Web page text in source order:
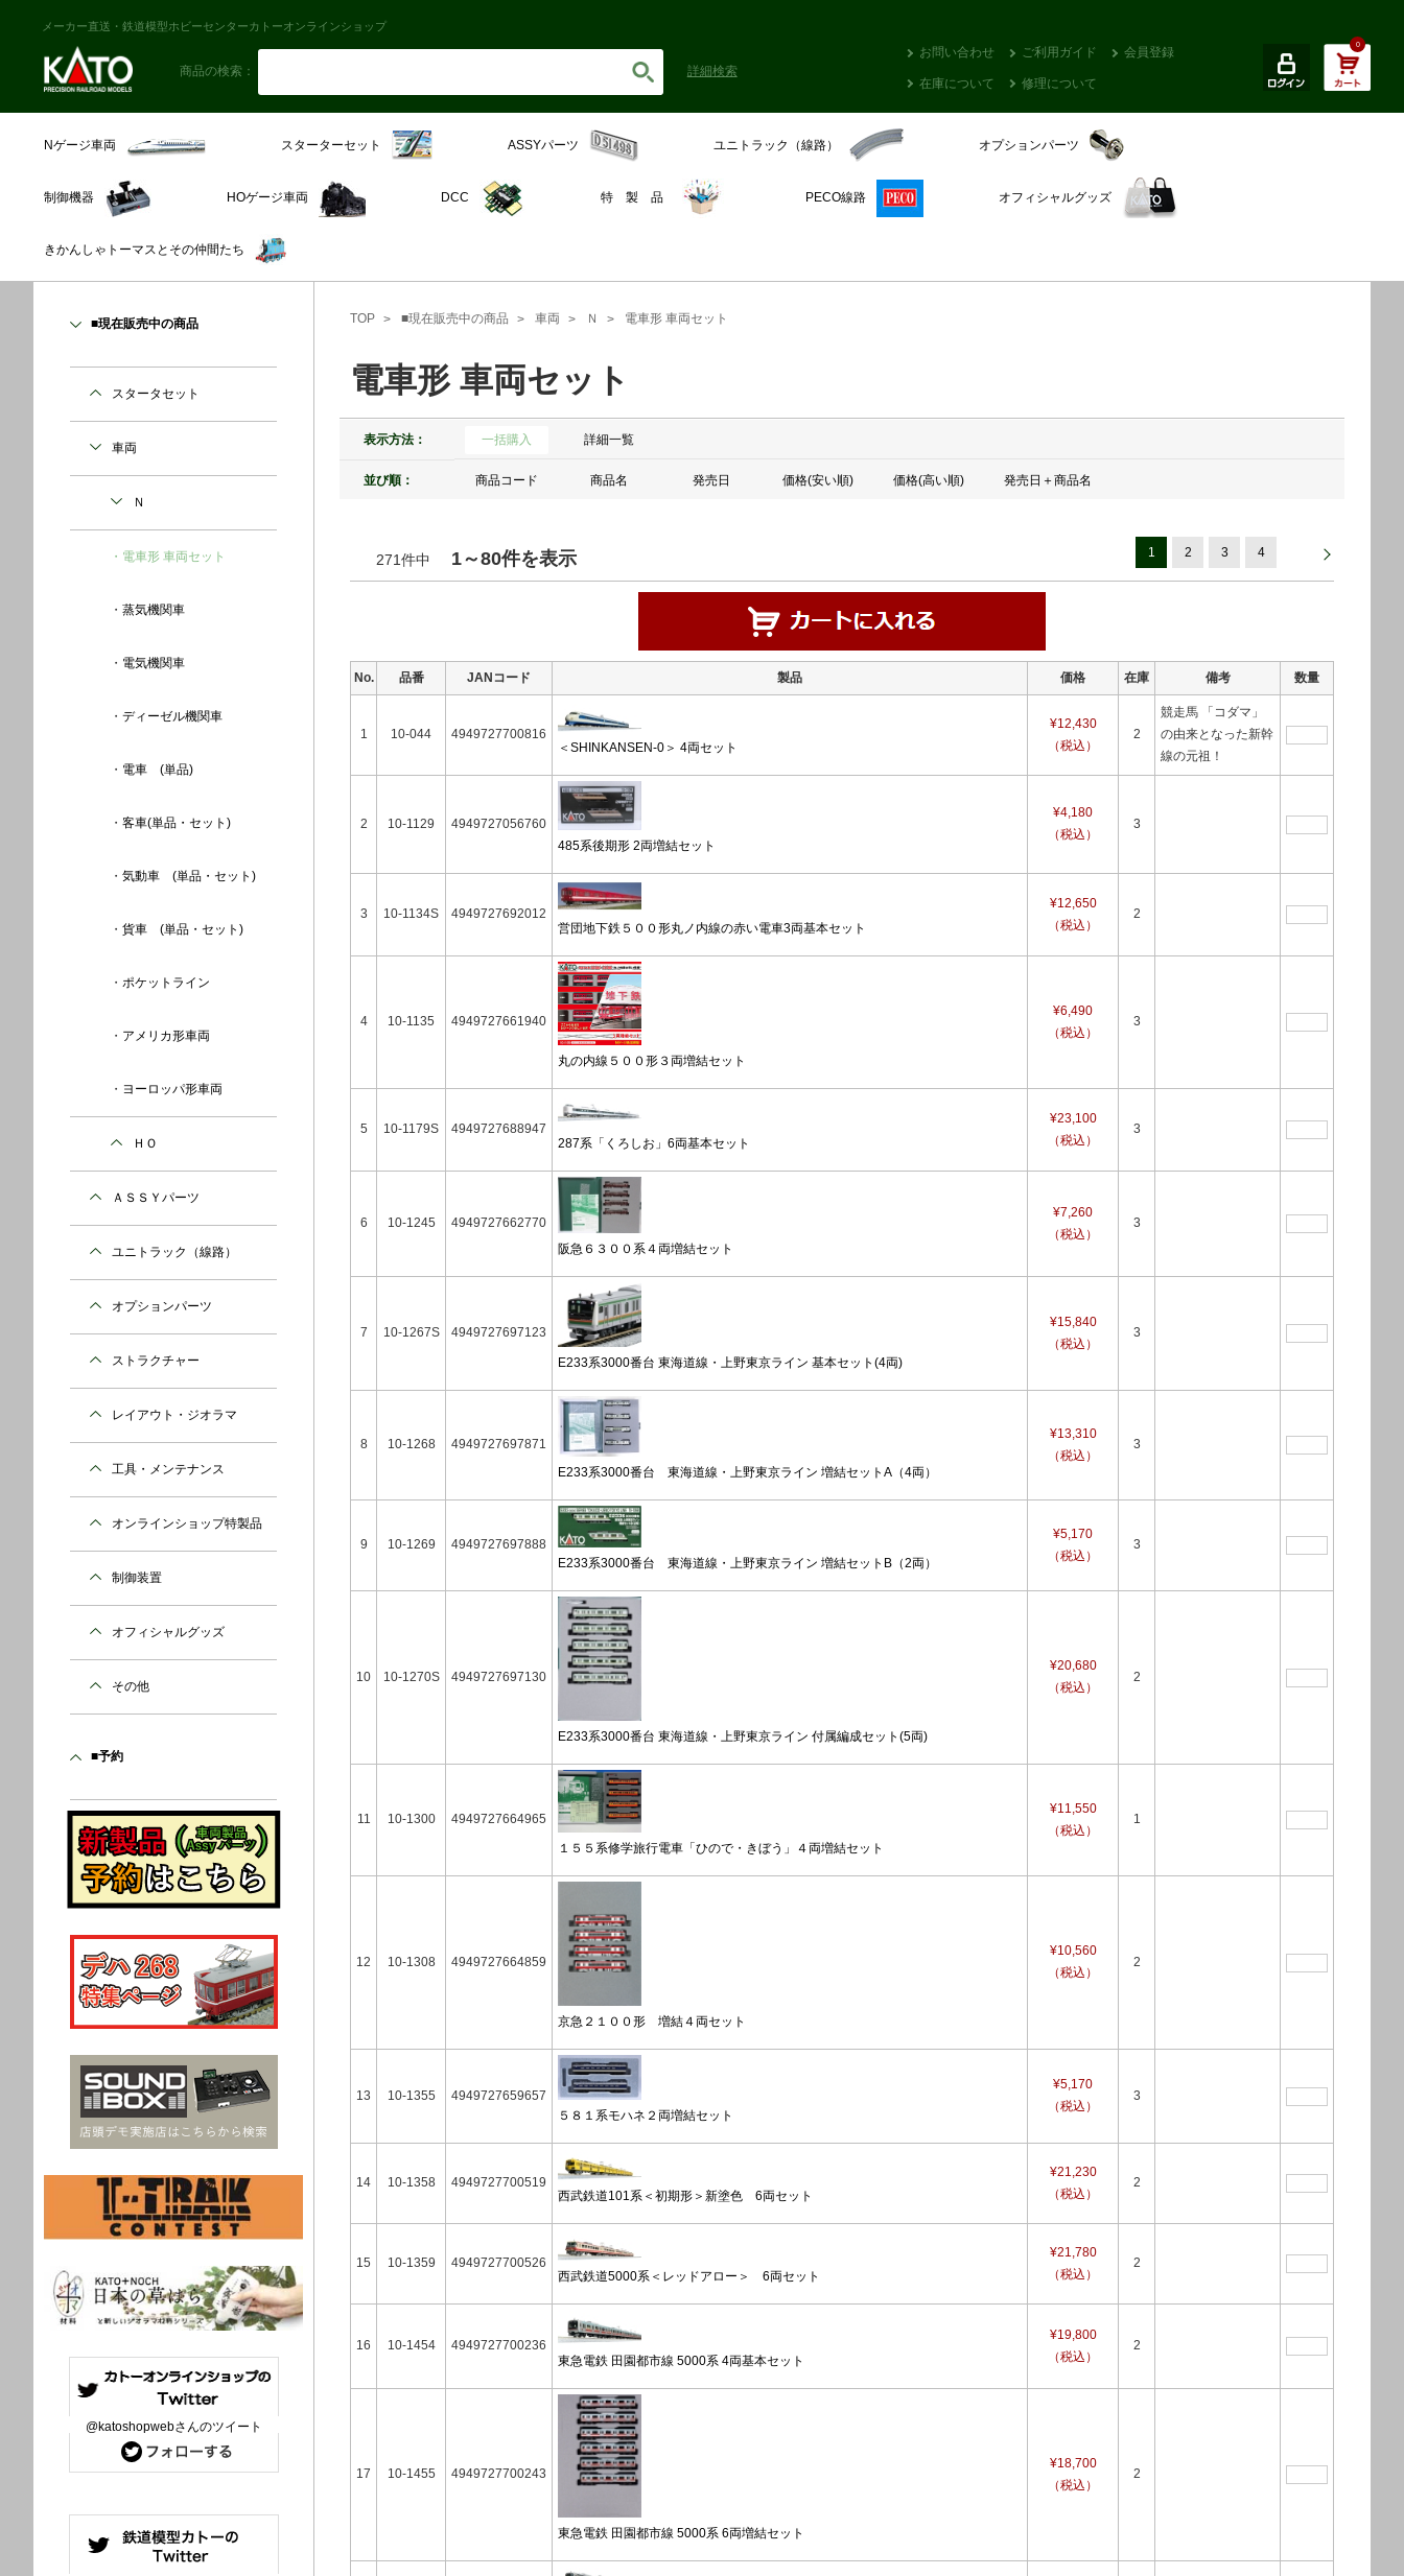
メーカー直送・鉄道模型ホビーセンターカトーオンラインショップ
商品の検索： 詳細検索
お問い合わせ ご利用ガイド 会員登録
在庫について 修理について
0
Nゲージ車両 スターターセット ASSYパーツ ユニトラック（線路） オプションパーツ
制御機器 HOゲージ車両 DCC 特 製 品 PECO線路 オフィシャルグッズ
きかんしゃトーマスとその仲間たち
TOP ■現在販売中の商品 車両 Ｎ 電車形 車両セット
電車形 車両セット
表示方法： 一括購入 詳細一覧
並び順： 商品コード 商品名 発売日 価格(安い順) 価格(高い順) 発売日＋商品名
271件中 1～80件を表示 1 2 3 4
No. 品番 JANコード 製品 価格 在庫 備考 数量
1 10-044
4949727700816
＜SHINKANSEN-0＞ 4両セット
¥12,430
（税込）
2
競走馬 「コダマ」
の由来となった新幹
線の元祖！
2 10-1129
4949727056760
485系後期形 2両増結セット
¥4,180
（税込）
3
3 10-1134S
4949727692012
営団地下鉄５００形丸ノ内線の赤い電車3両基本セット
¥12,650
（税込）
2
4 10-1135 4949727661940
丸の内線５００形３両増結セット
¥6,490
（税込）
3
5 10-1179S
4949727688947
287系「くろしお」6両基本セット
¥23,100
（税込）
3
6 10-1245
4949727662770
阪急６３００系４両増結セット
¥7,260
（税込）
3
7 10-1267S 4949727697123
E233系3000番台 東海道線・上野東京ライン 基本セット(4両)
¥15,840
（税込）
3
8 10-1268
4949727697871
E233系3000番台 東海道線・上野東京ライン 増結セットA（4両）
¥13,310
（税込）
3
9 10-1269
4949727697888
E233系3000番台 東海道線・上野東京ライン 増結セットB（2両）
¥5,170
（税込）
3
10 10-1270S 4949727697130
E233系3000番台 東海道線・上野東京ライン 付属編成セット(5両)
¥20,680
（税込）
2
11 10-1300 4949727664965
１５５系修学旅行電車「ひので・きぼう」４両増結セット
¥11,550
（税込）
1
12 10-1308 4949727664859
京急２１００形 増結４両セット
¥10,560
（税込）
2
13 10-1355
4949727659657
５８１系モハネ２両増結セット
¥5,170
（税込）
3
14 10-1358
4949727700519
西武鉄道101系＜初期形＞新塗色 6両セット
¥21,230
（税込）
2
15 10-1359
4949727700526
西武鉄道5000系＜レッドアロー＞ 6両セット
¥21,780
（税込）
2
16 10-1454
4949727700236
東急電鉄 田園都市線 5000系 4両基本セット
¥19,800
（税込）
2
17 10-1455 4949727700243
東急電鉄 田園都市線 5000系 6両増結セット
¥18,700
（税込）
2
■現在販売中の商品
スタータセット
車両
Ｎ
電車形 車両セット
蒸気機関車
電気機関車
ディーゼル機関車
電車 (単品)
客車(単品・セット)
気動車 (単品・セット)
貨車 (単品・セット)
ポケットライン
アメリカ形車両
ヨーロッパ形車両
ＨＯ
ＡＳＳＹパーツ
ユニトラック（線路）
オプションパーツ
ストラクチャー
レイアウト・ジオラマ
工具・メンテナンス
オンラインショップ特製品
制御装置
オフィシャルグッズ
その他
■予約
@katoshopwebさんのツイート